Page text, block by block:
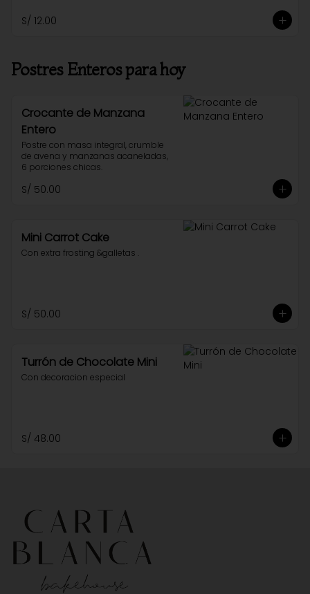
S/ 12.00
Postres Enteros para hoy
Crocante de Manzana
Entero
Postre con masa integral, crumble
de avena y manzanas acaneladas,
6 porciones chicas.
S/ 50.00
Mini Carrot Cake
Con extra frosting &galletas .
S/ 50.00
Turrón de Chocolate Mini
Con decoracion especial
S/ 48.00